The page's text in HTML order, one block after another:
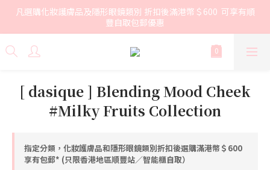
凡選購化妝護膚品及隱形眼鏡類別 折扣後滿港幣＄600  可享有順
豐自取包郵優惠
[ dasique ] Blending Mood Cheek
#Milky Fruits Collection
指定分類，化妝護膚品和隱形眼鏡類別折扣後選購滿港幣＄600
享有包郵* (只限香港地區順豐站／智能櫃自取）